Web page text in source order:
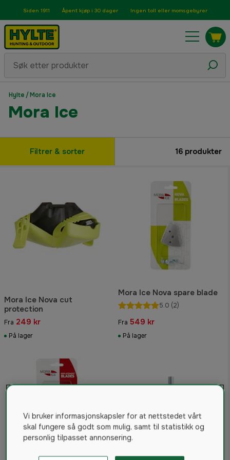
Siden 1911 Åpent kjøp i 30 dager Ingen toll eller momsgebyrer
Hylte /Mora Ice
Mora Ice
Filtrer & sorter 16 produkter
Mora Ice Nova cut
protection
Fra 249 kr
På lager
Mora Ice Nova spare blade
5.0 (2)
Fra 549 kr
På lager
Vi bruker informasjonskapsler for at nettstedet vårt
skal fungere så godt som mulig, samt til statistikk og
personlig tilpasset annonsering.